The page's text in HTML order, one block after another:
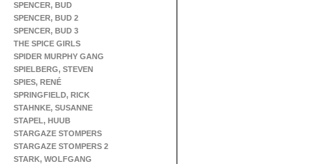
SPENCER, BUD
SPENCER, BUD 2
SPENCER, BUD 3
THE SPICE GIRLS
SPIDER MURPHY GANG
SPIELBERG, STEVEN
SPIES, RENÉ
SPRINGFIELD, RICK
STAHNKE, SUSANNE
STAPEL, HUUB
STARGAZE STOMPERS
STARGAZE STOMPERS 2
STARK, WOLFGANG